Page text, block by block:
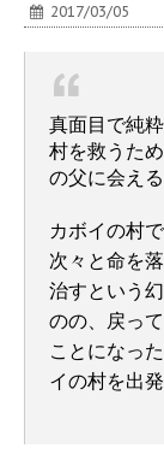
2017/03/05
真面目で純
村を救うた
の父に会え
カボイの村
次々と命を
治すという
のの、戻っ
ことになっ
イの村を出発